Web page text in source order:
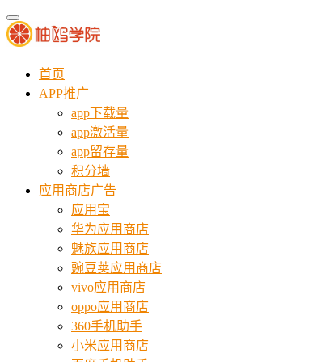
首页
APP推广
app下载量
app激活量
app留存量
积分墙
应用商店广告
应用宝
华为应用商店
魅族应用商店
豌豆荚应用商店
vivo应用商店
oppo应用商店
360手机助手
小米应用商店